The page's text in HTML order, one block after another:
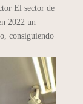
El sector de
2022 un
consiguiendo